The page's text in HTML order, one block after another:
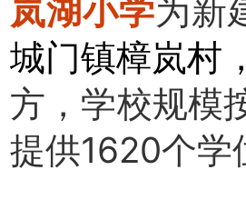
岚湖小学为新
城门镇樟岚村，
方，学校规模
提供1620个学